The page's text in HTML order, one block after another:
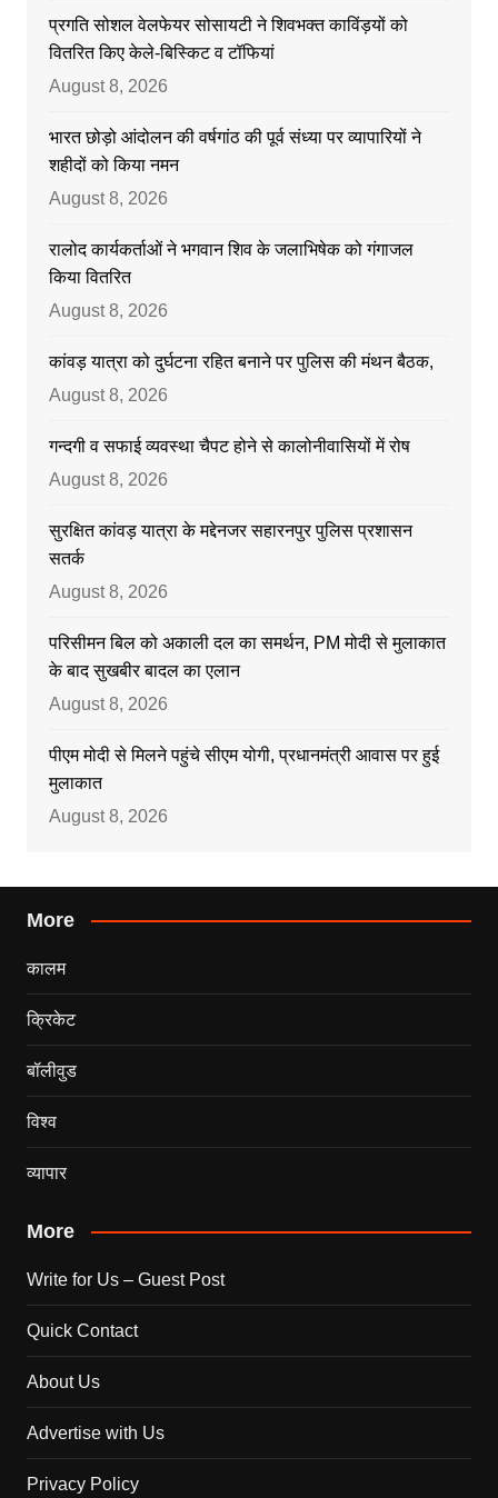
प्रगति सोशल वेलफेयर सोसायटी ने शिवभक्त काविंड़यों को
वितरित किए केले-बिस्किट व टॉफियां
August 8, 2026
भारत छोड़ो आंदोलन की वर्षगांठ की पूर्व संध्या पर व्यापारियों ने
शहीदों को किया नमन
August 8, 2026
रालोद कार्यकर्ताओं ने भगवान शिव के जलाभिषेक को गंगाजल
किया वितरित
August 8, 2026
कांवड़ यात्रा को दुर्घटना रहित बनाने पर पुलिस की मंथन बैठक,
August 8, 2026
गन्दगी व सफाई व्यवस्था चैपट होने से कालोनीवासियों में रोष
August 8, 2026
सुरक्षित कांवड़ यात्रा के मद्देनजर सहारनपुर पुलिस प्रशासन
सतर्क
August 8, 2026
परिसीमन बिल को अकाली दल का समर्थन, PM मोदी से मुलाकात
के बाद सुखबीर बादल का एलान
August 8, 2026
पीएम मोदी से मिलने पहुंचे सीएम योगी, प्रधानमंत्री आवास पर हुई
मुलाकात
August 8, 2026
More
कालम
क्रिकेट
बॉलीवुड
विश्व
व्यापार
More
Write for Us – Guest Post
Quick Contact
About Us
Advertise with Us
Privacy Policy